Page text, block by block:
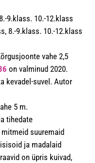
9.klass. 10.-12.klass
8.-9.klass. 10.-12.klass
vahe 2,5
on valminud 2020.
kevadel-suvel. Autor
5 m.
tihedate
suuremaid
ja madalaid
on üpris kuivad,